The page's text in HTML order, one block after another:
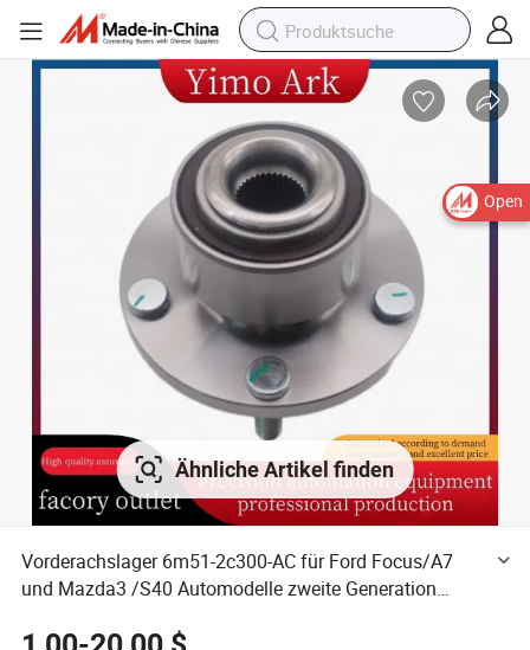
Open
Ähnliche Artikel finden
Vorderachslager 6m51-2c300-AC für Ford Focus/A7
und Mazda3 /S40 Automodelle zweite Generation